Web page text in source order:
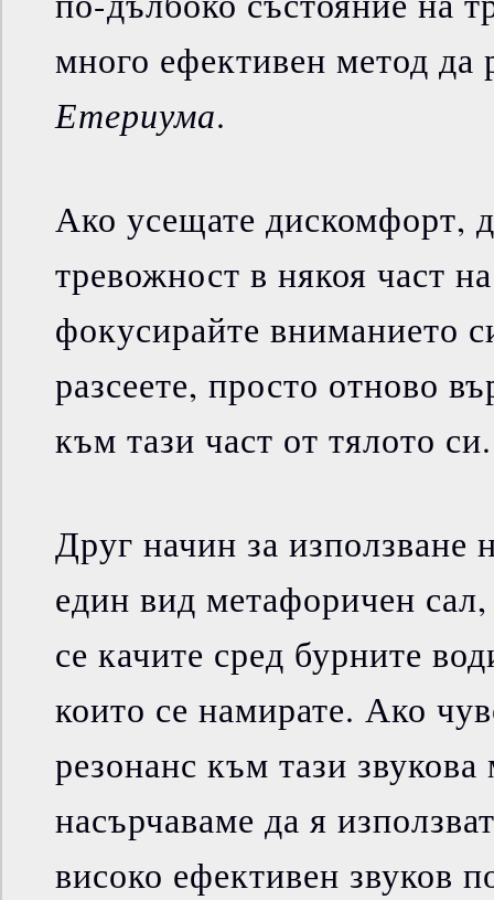
много ефективен метод да
Етериума.
Ако усещате дискомфорт,
тревожност в някоя част
фокусирайте вниманието
разсеете, просто отново
към тази част от тялото си.
Друг начин за използване
един вид метафоричен
се качите сред бурните
които се намирате. Ако
резонанс към тази
насърчаваме да я
високо ефективен звуков